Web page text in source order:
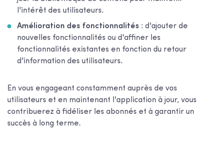
l'intérêt des utilisateurs.
Amélioration des fonctionnalités : d'ajouter de
nouvelles fonctionnalités ou d'affiner les
fonctionnalités existantes en fonction du retour
d'information des utilisateurs.
En vous engageant constamment auprès de vos
utilisateurs et en maintenant l'application à jour, vous
contribuerez à fidéliser les abonnés et à garantir un
succès à long terme.